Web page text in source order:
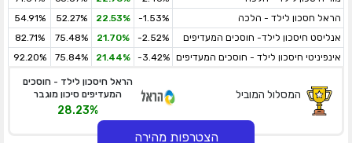
הראל חסכון לילד - הלכה
-1.53%
22.53%
52.27%
54.91%
אנליסט חיסכון לילד- חוסכים המעדיפים
-2.52%
21.70%
75.48%
82.71%
אינפיניטי חיסכון לילד - חוסכים המעדיפים
-3.42%
21.44%
75.84%
92.20%
המסלול המוביל
הראל חיסכון לילד - חוסכים
המעדיפים סיכון מוגבר
28.23%
הצטרפות מהירה